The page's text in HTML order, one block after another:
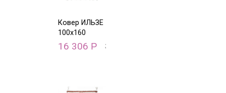
Ковер ИЛЬЗЕ
100х160
16 306 Р 32 611